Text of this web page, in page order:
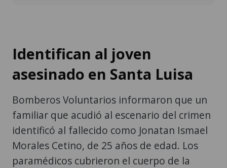
Identifican al joven
asesinado en Santa Luisa
Bomberos Voluntarios informaron que un
familiar que acudió al escenario del crimen
identificó al fallecido como Jonatan Ismael
Morales Cetino, de 25 años de edad. Los
paramédicos cubrieron el cuerpo de la